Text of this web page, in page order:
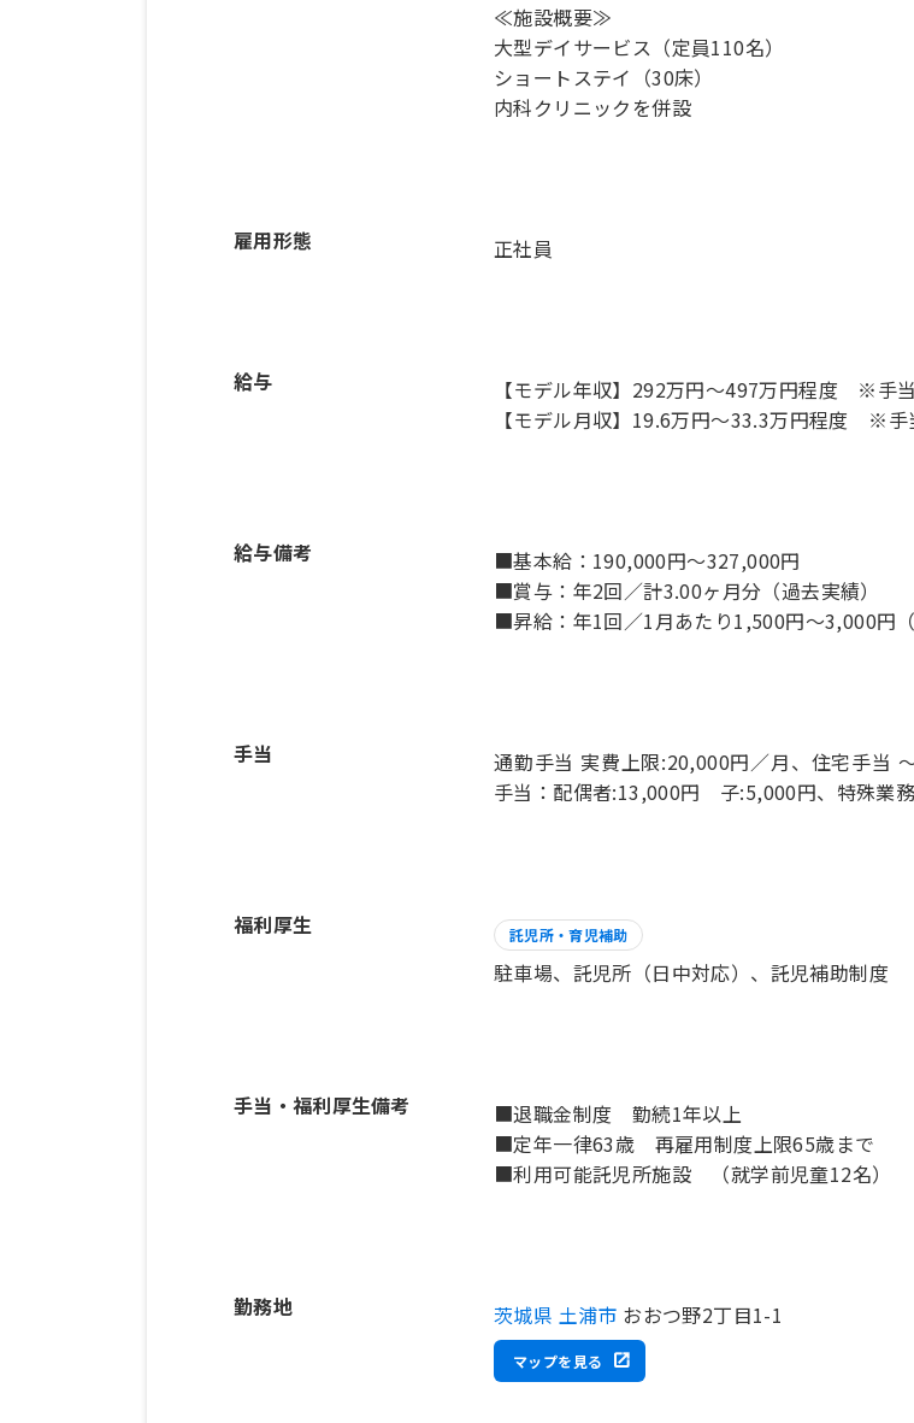
≪施設概要≫
大型デイサービス（定員110名）
ショートステイ（30床）
内科クリニックを併設
雇用形態 正社員
給与
【モデル年収】292万円〜497万円程度 ※手
【モデル月収】19.6万円〜33.3万円程度 ※手
給与備考
■基本給：190,000円～327,000円
■賞与：年2回／計3.00ヶ月分（過去実績）
■昇給：年1回／1月あたり1,500円～3,000円（
手当
通勤手当 実費上限:20,000円／月、住宅手当
手当：配偶者:13,000円 子:5,000円、特殊業
福利厚生 託児所・育児補助
駐車場、託児所（日中対応）、託児補助制度
手当・福利厚生備考
■退職金制度 勤続1年以上
■定年一律63歳 再雇用制度上限65歳まで
■利用可能託児所施設 （就学前児童12名）
勤務地 茨城県 土浦市 おおつ野2丁目1-1
マップを見る